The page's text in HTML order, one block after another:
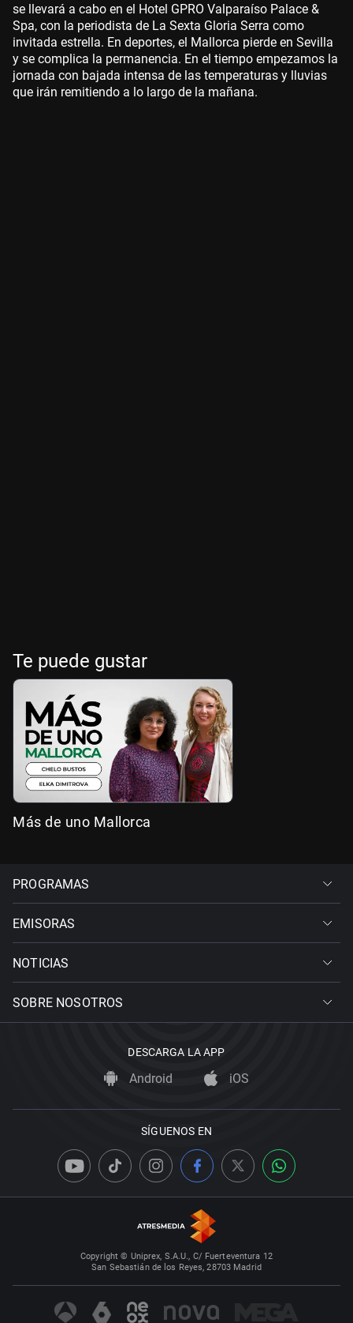
se llevará a cabo en el Hotel GPRO Valparaíso Palace &
Spa, con la periodista de La Sexta Gloria Serra como
invitada estrella. En deportes, el Mallorca pierde en Sevilla
y se complica la permanencia. En el tiempo empezamos la
jornada con bajada intensa de las temperaturas y lluvias
que irán remitiendo a lo largo de la mañana.
Te puede gustar
Más de uno Mallorca
PROGRAMAS
EMISORAS
NOTICIAS
SOBRE NOSOTROS
DESCARGA LA APP
Android iOS
SÍGUENOS EN
Copyright © Uniprex, S.A.U., C/ Fuerteventura 12
San Sebastián de los Reyes, 28703 Madrid